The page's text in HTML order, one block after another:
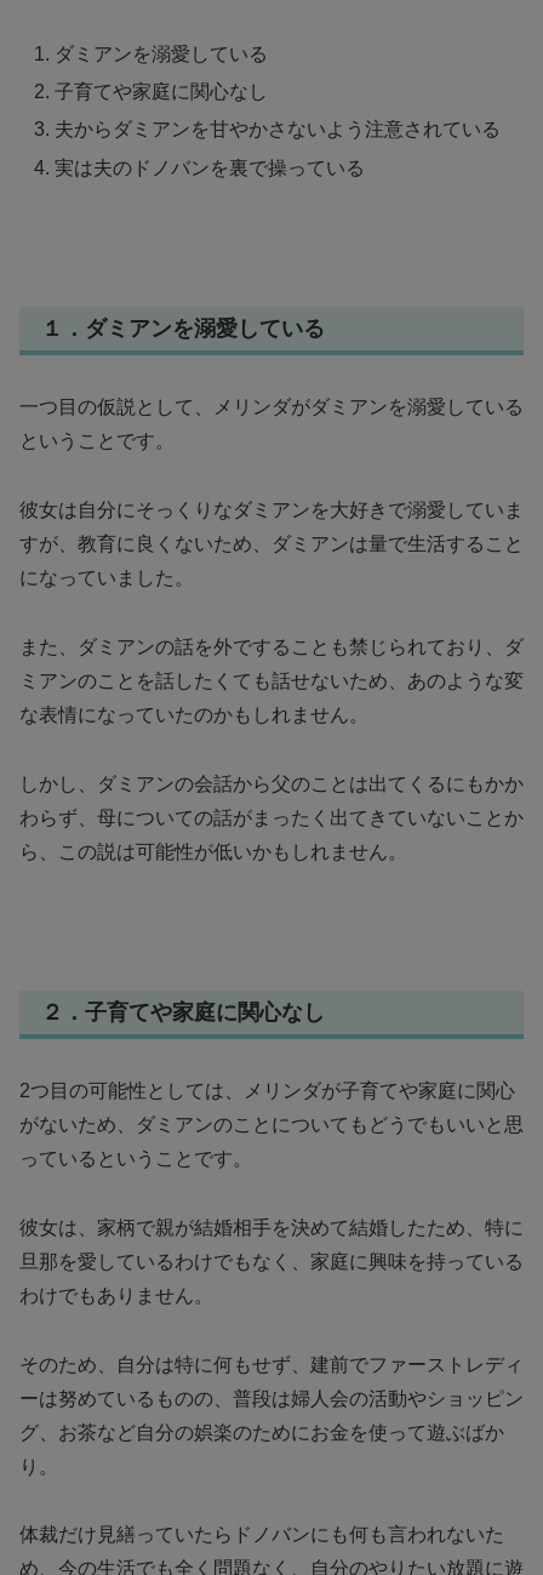
ダミアンを溺愛している
子育てや家庭に関心なし
夫からダミアンを甘やかさないよう注意されている
実は夫のドノバンを裏で操っている
１．ダミアンを溺愛している
一つ目の仮説として、メリンダがダミアンを溺愛している
ということです。
彼女は自分にそっくりなダミアンを大好きで溺愛していま
すが、教育に良くないため、ダミアンは量で生活すること
になっていました。
また、ダミアンの話を外ですることも禁じられており、ダ
ミアンのことを話したくても話せないため、あのような変
な表情になっていたのかもしれません。
しかし、ダミアンの会話から父のことは出てくるにもかか
わらず、母についての話がまったく出てきていないことか
ら、この説は可能性が低いかもしれません。
２．子育てや家庭に関心なし
2つ目の可能性としては、メリンダが子育てや家庭に関心
がないため、ダミアンのことについてもどうでもいいと思
っているということです。
彼女は、家柄で親が結婚相手を決めて結婚したため、特に
旦那を愛しているわけでもなく、家庭に興味を持っている
わけでもありません。
そのため、自分は特に何もせず、建前でファーストレディ
ーは努めているものの、普段は婦人会の活動やショッピン
グ、お茶など自分の娯楽のためにお金を使って遊ぶばか
り。
体裁だけ見繕っていたらドノバンにも何も言われないた
め、今の生活でも全く問題なく、自分のやりたい放題に遊